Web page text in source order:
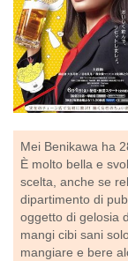
Mei Benikawa ha
È molto bella e
scelta, anche se
dipartimento di
oggetto di gelosia
mangi cibi sani
mangiare e bere